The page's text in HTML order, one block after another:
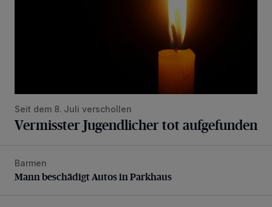
Seit dem 8. Juli verschollen
Vermisster Jugendlicher tot aufgefunden
Mann beschädigt Autos in Parkhaus
Barmen
Mann beschädigt Autos in Parkhaus